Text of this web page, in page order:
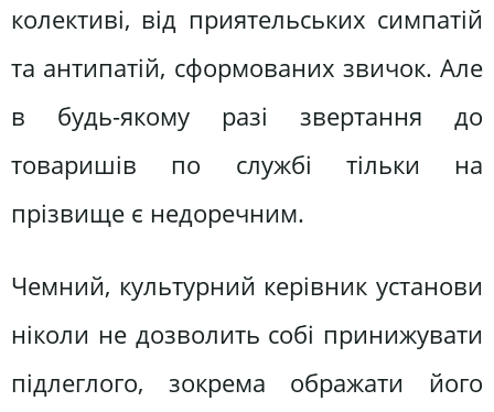
колективі, від приятельських симпатій
та антипатій, сформованих звичок. Але
в будь-якому разі звертання до
товаришів по службі тільки на
прізвище є недоречним.
Чемний, культурний керівник установи
ніколи не дозволить собі принижувати
підлеглого, зокрема ображати його